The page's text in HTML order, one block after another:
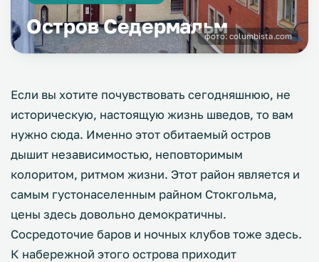
Остров Седермальм
фото: columbista.com
Если вы хотите почувствовать сегодняшнюю, не
историческую, настоящую жизнь шведов, то вам
нужно сюда. Именно этот обитаемый остров
дышит независимостью, неповторимым
колоритом, ритмом жизни. Этот район является и
самым густонаселенным райном Стокгольма,
цены здесь довольно демократичны.
Сосредоточие баров и ночных клубов тоже здесь.
К набережной этого острова приходит